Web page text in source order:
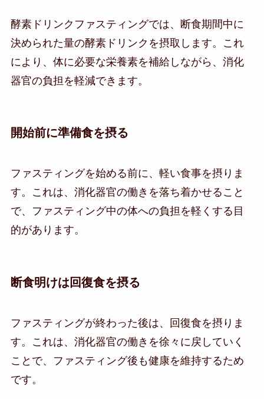
酵素ドリンクファスティングでは、断食期間中に
決められた量の酵素ドリンクを摂取します。これ
により、体に必要な栄養素を補給しながら、消化
器官の負担を軽減できます。
開始前に準備食を摂る
ファスティングを始める前に、軽い食事を摂りま
す。これは、消化器官の働きを落ち着かせること
で、ファスティング中の体への負担を軽くする目
的があります。
断食明けは回復食を摂る
ファスティングが終わった後は、回復食を摂りま
す。これは、消化器官の働きを徐々に戻していく
ことで、ファスティング後も健康を維持するため
です。